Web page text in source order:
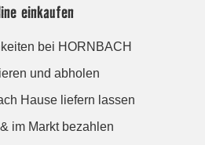
einkaufen
bei HORNBACH
und abholen
Hause liefern lassen
im Markt bezahlen